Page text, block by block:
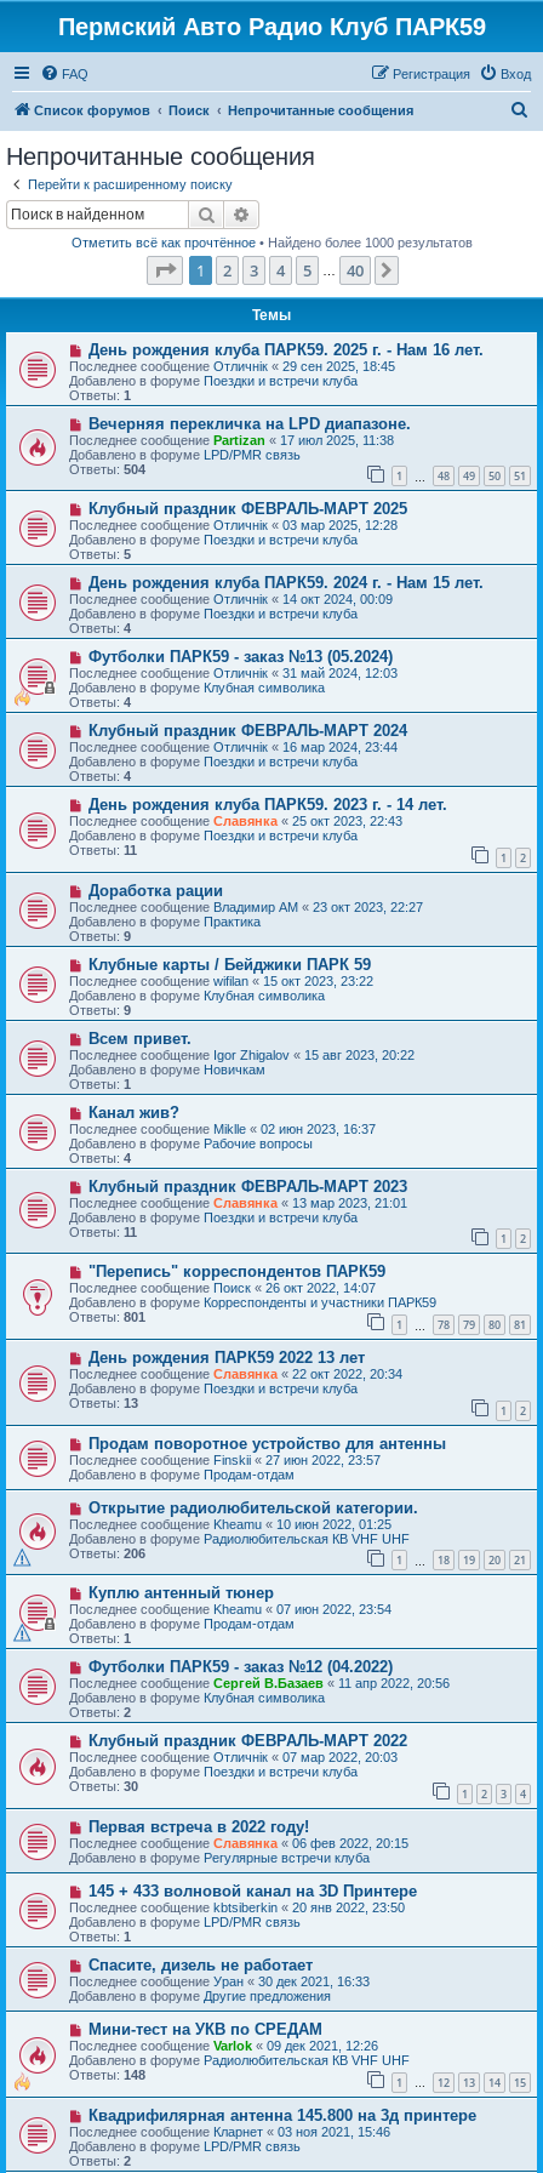
Пермский Авто Радио Клуб ПАРК59
FAQ Вход
Регистрация
Список форумов Поиск Непрочитанные сообщения
Непрочитанные сообщения
Перейти к расширенному поиску
Поиск
Отметить всё как прочтённое• Найдено более 1000 результатов
Страница из 40
1 2 3 4 5 40
Темы
Н
о
в
о
е
с
о
о
б
щ
е
н
и
е
День рождения клуба ПАРК59. 2025 г. - Нам 16 лет.
Последнее сообщение Отличнiк « 29 сен 2025, 18:45
Добавлено в форуме Поездки и встречи клуба
Ответы: 1
Н
о
в
о
е
с
о
б
щ
е
н
и
е
Вечерняя перекличка на LPD диапазоне.
Последнее сообщение Partizan « 17 июл 2025, 11:38
Добавлено в форуме LPD/PMR связь
Ответы: 504 1 48 49 50 51
Н
о
в
о
е
о
о
б
щ
е
и
е
Клубный праздник ФЕВРАЛЬ-МАРТ 2025
Последнее сообщение Отличнiк « 03 мар 2025, 12:28
Добавлено в форуме Поездки и встречи клуба
Ответы: 5
Н
о
в
о
е
с
о
б
щ
е
н
и
е
День рождения клуба ПАРК59. 2024 г. - Нам 15 лет.
Последнее сообщение Отличнiк « 14 окт 2024, 00:09
Добавлено в форуме Поездки и встречи клуба
Ответы: 4
Н
о
в
о
е
с
о
о
б
щ
н
и
е
Футболки ПАРК59 - заказ №13 (05.2024)
Последнее сообщение Отличнiк « 31 май 2024, 12:03
Добавлено в форуме Клубная символика
Ответы: 4
Н
о
в
о
е
о
о
б
щ
е
и
е
Клубный праздник ФЕВРАЛЬ-МАРТ 2024
Последнее сообщение Отличнiк « 16 мар 2024, 23:44
Добавлено в форуме Поездки и встречи клуба
Ответы: 4
Н
о
в
о
е
с
о
о
б
щ
е
н
и
е
День рождения клуба ПАРК59. 2023 г. - 14 лет.
Последнее сообщение Славянка « 25 окт 2023, 22:43
Добавлено в форуме Поездки и встречи клуба
Ответы: 11 1 2
Н
о
в
о
е
с
о
о
б
щ
е
н
и
е
Доработка рации
Последнее сообщение Владимир АМ « 23 окт 2023, 22:27
Добавлено в форуме Практика
Ответы: 9
Н
о
в
о
е
с
о
о
б
щ
е
н
и
е
Клубные карты / Бейджики ПАРК 59
Последнее сообщение wifilan « 15 окт 2023, 23:22
Добавлено в форуме Клубная символика
Ответы: 9
Н
о
в
о
е
с
о
о
б
щ
е
н
и
е
Всем привет.
Последнее сообщение Igor Zhigalov « 15 авг 2023, 20:22
Добавлено в форуме Новичкам
Ответы: 1
Н
о
в
о
е
с
о
о
б
щ
е
н
и
е
Канал жив?
Последнее сообщение Miklle « 02 июн 2023, 16:37
Добавлено в форуме Рабочие вопросы
Ответы: 4
Н
о
в
о
е
с
о
о
б
щ
н
и
е
Клубный праздник ФЕВРАЛЬ-МАРТ 2023
Последнее сообщение Славянка « 13 мар 2023, 21:01
Добавлено в форуме Поездки и встречи клуба
Ответы: 11 1 2
Н
о
в
о
с
о
о
б
щ
н
е
"Перепись" корреспондентов ПАРК59
Последнее сообщение Поиск « 26 окт 2022, 14:07
Добавлено в форуме Корреспонденты и участники ПАРК59
Ответы: 801 1 78 79 80 81
Н
о
в
о
е
с
о
о
б
е
н
и
е
День рождения ПАРК59 2022 13 лет
Последнее сообщение Славянка « 22 окт 2022, 20:34
Добавлено в форуме Поездки и встречи клуба
Ответы: 13 1 2
Н
о
в
о
с
о
о
б
щ
е
н
и
е
Продам поворотное устройство для антенны
Последнее сообщение Finskii « 27 июн 2022, 23:57
Добавлено в форуме Продам-отдам
Н
о
в
о
е
с
о
б
щ
е
н
и
е
Открытие радиолюбительской категории.
Последнее сообщение Kheamu « 10 июн 2022, 01:25
Добавлено в форуме Радиолюбительская КВ VHF UHF
Ответы: 206 1 18 19 20 21
Н
о
в
о
е
с
о
б
щ
е
н
и
е
Куплю антенный тюнер
Последнее сообщение Kheamu « 07 июн 2022, 23:54
Добавлено в форуме Продам-отдам
Ответы: 1
Н
о
в
о
е
с
о
б
щ
е
н
и
е
Футболки ПАРК59 - заказ №12 (04.2022)
Последнее сообщение Сергей В.Базаев « 11 апр 2022, 20:56
Добавлено в форуме Клубная символика
Ответы: 2
Н
о
в
о
с
о
б
е
н
и
е
Клубный праздник ФЕВРАЛЬ-МАРТ 2022
Последнее сообщение Отличнiк « 07 мар 2022, 20:03
Добавлено в форуме Поездки и встречи клуба
Ответы: 30 1 2 3 4
Н
о
в
о
с
о
о
б
е
н
и
е
Первая встреча в 2022 году!
Последнее сообщение Славянка « 06 фев 2022, 20:15
Добавлено в форуме Регулярные встречи клуба
Н
о
в
о
е
с
о
б
е
н
и
е
145 + 433 волновой канал на 3D Принтере
Последнее сообщение kbtsiberkin « 20 янв 2022, 23:50
Добавлено в форуме LPD/PMR связь
Ответы: 1
Н
о
в
о
е
с
о
о
б
е
н
и
е
Спасите, дизель не работает
Последнее сообщение Уран « 30 дек 2021, 16:33
Добавлено в форуме Другие предложения
Н
о
в
о
е
с
о
о
б
щ
Мини-тест на УКВ по СРЕДАМ
Последнее сообщение Varlok « 09 дек 2021, 12:26
Добавлено в форуме Радиолюбительская КВ VHF UHF
Ответы: 148 1 … 12 13 14 15
Н
о
в
о
Квадрифилярная антенна 145.800 на 3д принтере
Последнее сообщение Кларнет « 03 ноя 2021, 15:46
Добавлено в форуме LPD/PMR связь
Ответы: 2